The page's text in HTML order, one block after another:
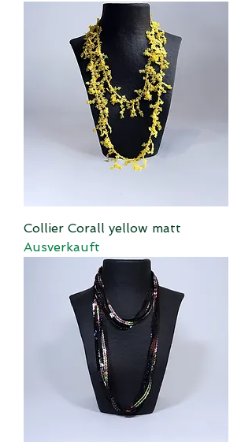
Collier Corall yellow matt
Ausverkauft